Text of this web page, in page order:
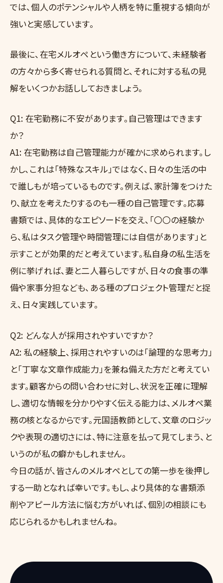
では、個人のポテンシャルや人柄を特に重視する傾向が
強いと実感しています。
最後に、在宅メルオペという働き方について、未経験者
の方々から多く寄せられる質問と、それに対する私の見
解をいくつかお話ししておきましょう。
Q1: 在宅勤務に不安があります。自己管理はできます
か？
A1: 在宅勤務は自己管理能力が確かに求められます。し
かし、これは「特殊なスキル」ではなく、日々の生活の中
で誰しもが培っているものです。例えば、家計簿をつけた
り、献立を考えたりするのも一種の自己管理です。応募
書類では、具体的なエピソードを交え、「〇〇の経験か
ら、私はタスク管理や時間管理には自信があります」と
示すことが効果的だと考えています。私自身の私生活を
例に挙げれば、妻と二人暮らしですが、日々の食事の準
備や家事分担なども、ある種のプロジェクト管理だと捉
え、日々実践しています。
Q2: どんな人が採用されやすいですか？
A2: 私の経験上、採用されやすいのは「論理的な思考力」
と「丁寧な文章作成能力」を兼ね備えた方だと考えてい
ます。顧客からの問い合わせに対し、状況を正確に理解
し、適切な情報を分かりやすく伝える能力は、メルオペ業
務の核となるからです。元国語教師として、文章のロジッ
クや表現の適切さには、特に注意を払って見てしまう、と
いうのが私の癖かもしれません。
今日の話が、皆さんのメルオペとしての第一歩を後押し
する一助となれば幸いです。もし、より具体的な書類添
削やアピール方法に悩む方がいれば、個別の相談にも
応じられるかもしれませんね。